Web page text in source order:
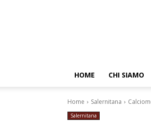
HOME CHI SIAMO
Home Salernitana
Salernitana